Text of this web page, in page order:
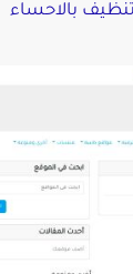
بالاحساء